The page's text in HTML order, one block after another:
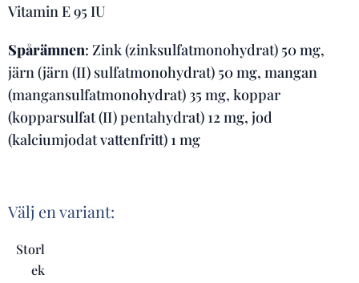
Vitamin E 95 IU
Spårämnen: Zink (zinksulfatmonohydrat) 50 mg,
järn (järn (II) sulfatmonohydrat) 50 mg, mangan
(mangansulfatmonohydrat) 35 mg, koppar
(kopparsulfat (II) pentahydrat) 12 mg, jod
(kalciumjodat vattenfritt) 1 mg
Välj en variant:
Storl
ek